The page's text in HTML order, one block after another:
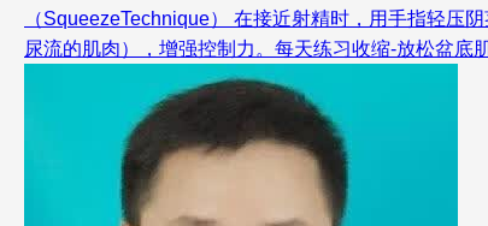
（SqueezeTechnique） 在接近射精时，用手指轻压
尿流的肌肉），增强控制力。每天练习收缩-放松盆底